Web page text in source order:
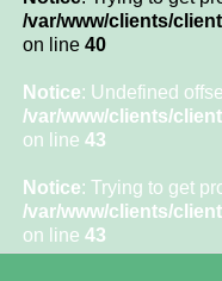
/var/www/clients/
on line 40
Notice: Undefined
/var/www/clients/
on line 43
Notice: Trying to get
/var/www/clients/
on line 43